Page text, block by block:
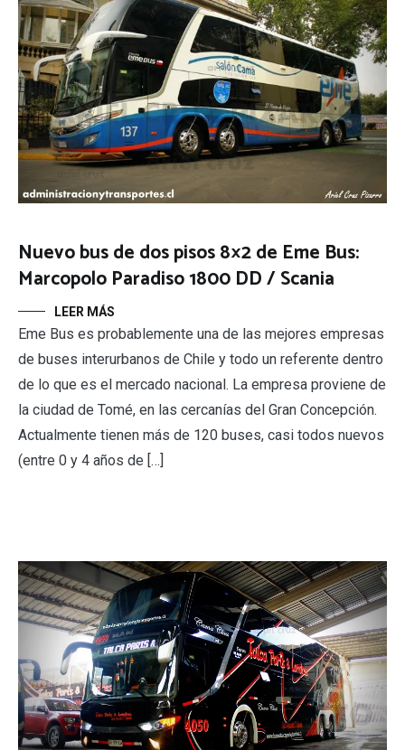
Nuevo bus de dos pisos 8×2 de Eme Bus:
Marcopolo Paradiso 1800 DD / Scania
LEER MÁS
Eme Bus es probablemente una de las mejores empresas
de buses interurbanos de Chile y todo un referente dentro
de lo que es el mercado nacional. La empresa proviene de
la ciudad de Tomé, en las cercanías del Gran Concepción.
Actualmente tienen más de 120 buses, casi todos nuevos
(entre 0 y 4 años de […]